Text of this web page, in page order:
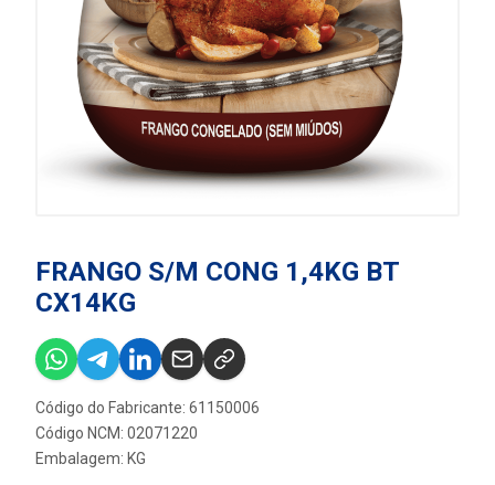
FRANGO S/M CONG 1,4KG BT
CX14KG
Código do Fabricante: 61150006
Código NCM: 02071220
Embalagem: KG